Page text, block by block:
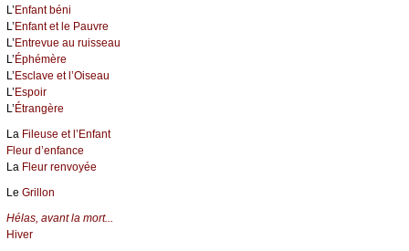
L’Enfant béni
L’Enfant et le Pauvre
L’Entrevue au ruisseau
L’Éphémère
L’Esclave et l’Oiseau
L’Espoir
L’Étrangère
La Fileuse et l’Enfant
Fleur d’enfance
La Fleur renvoyée
Le Grillon
Hélas, avant la mort...
Hiver